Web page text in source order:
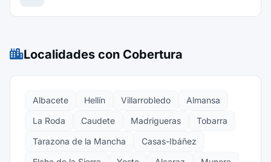
Localidades con Cobertura
Albacete Hellín Villarrobledo
Almansa
La Roda
Caudete Madrigueras
Tobarra
Tarazona de la Mancha
Casas-Ibáñez